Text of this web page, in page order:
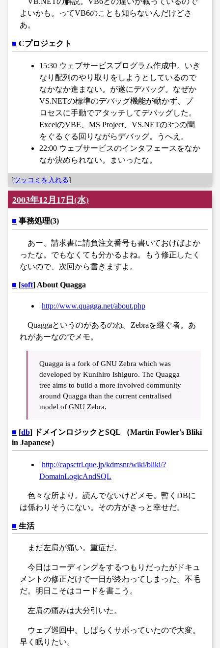
よいかも。ってVB6のことも知らないんだけどさ
あ。
■ Cプロジェクト
15:30 ウェブサービスプログラム作成中。いき
なり配列のやり取りをしようとしているので
なかなか進まない。が遂にデバッグ。なぜか
VS.NETの標準のデバッグ機能が動かず、プ
ロセスに手動でアタッチしてデバッグした。
ExcelのVBE、MS Project、VS.NETの3つの間
をぐるぐる回りながらデバッグ。うへえ。
22:00 ウェブサービスのインタフェースをなか
なか決められない。まいったな。
[ツッコミを入れる]
2003年12月17日(水)
■ 事務処理(3)
あー、請求書に請負注文番号も書いておけばよか
ったな。でもなくても分かるよね。もう修正したく
ないので、次回から書きますよ。
■ [soft] About Quagga
http://www.quagga.net/about.php
Quaggaというのがあるのね。Zebraを継ぐ者。あ
れがあーなのでメモ。
Quagga is a fork of GNU Zebra which was
developed by Kunihiro Ishiguro. The Quagga
tree aims to build a more involved community
around Quagga than the current centralised
model of GNU Zebra.
■ [db] ドメインロジックとSQL （Martin Fowler's Bliki
in Japanese）
http://capsctrl.que.jp/kdmsnr/wiki/bliki/?
DomainLogicAndSQL
色々な所より。読んでないけどメモ。暫くDBに
は係わりそうにない。その方がきっと幸せだ。
■ 生活
まだ左肩が痛い。重症だ。
今日はコーディングをするつもりだったがドキュ
メントの修正だけで一日が終わってしまった。不毛
だ。明日こそはコードを書こう。
左肩の痛みは大分引いた。
ウェブ巡回中。しばらくサボっていたので大変。
早く眠りたい。